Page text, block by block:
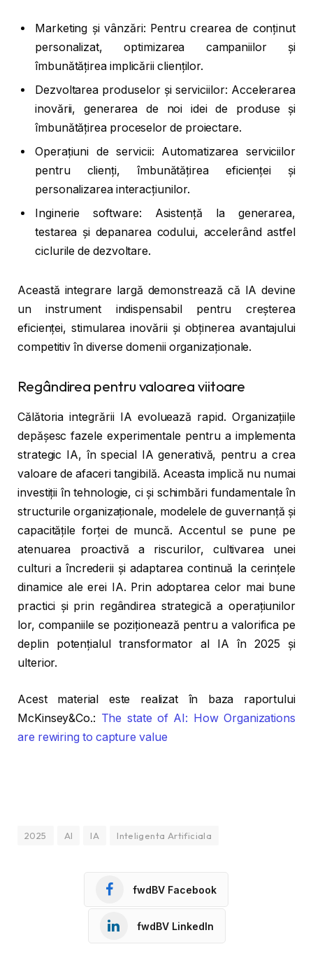
Marketing și vânzări: Pentru crearea de conținut
personalizat, optimizarea campaniilor și
îmbunătățirea implicării clienților.
Dezvoltarea produselor și serviciilor: Accelerarea
inovării, generarea de noi idei de produse și
îmbunătățirea proceselor de proiectare.
Operațiuni de servicii: Automatizarea serviciilor
pentru clienți, îmbunătățirea eficienței și
personalizarea interacțiunilor.
Inginerie software: Asistență la generarea,
testarea și depanarea codului, accelerând astfel
ciclurile de dezvoltare.
Această integrare largă demonstrează că IA devine
un instrument indispensabil pentru creșterea
eficienței, stimularea inovării și obținerea avantajului
competitiv în diverse domenii organizaționale.
Regândirea pentru valoarea viitoare
Călătoria integrării IA evoluează rapid. Organizațiile
depășesc fazele experimentale pentru a implementa
strategic IA, în special IA generativă, pentru a crea
valoare de afaceri tangibilă. Aceasta implică nu numai
investiții în tehnologie, ci și schimbări fundamentale în
structurile organizaționale, modelele de guvernanță și
capacitățile forței de muncă. Accentul se pune pe
atenuarea proactivă a riscurilor, cultivarea unei
culturi a încrederii și adaptarea continuă la cerințele
dinamice ale erei IA. Prin adoptarea celor mai bune
practici și prin regândirea strategică a operațiunilor
lor, companiile se poziționează pentru a valorifica pe
deplin potențialul transformator al IA în 2025 și
ulterior.
Acest material este realizat în baza raportului
McKinsey&Co.: The state of AI: How Organizations
are rewiring to capture value
2025 AI IA Inteligenta Artificiala
fwdBV Facebook
fwdBV LinkedIn